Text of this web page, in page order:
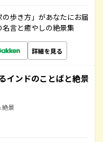
歩き方」があなたにお届
言と癒やしの絶景集
詳細を見る
インドのことばと絶景
絶景